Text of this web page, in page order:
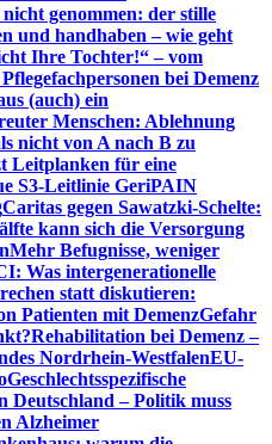
nicht genommen: der stille
und handhaben – wie geht
Ihre Tochter!“ – vom
bei Demenz
(auch) ein
Menschen: Ablehnung
nicht von A nach B zu
Leitplanken für eine
S3-Leitlinie GeriPAIN
Caritas gegen Sawatzki-Schelte:
kann sich die Versorgung
Mehr Befugnisse, weniger
Was intergenerationelle
statt diskutieren:
Patienten mit DemenzGefahr
Rehabilitation bei Demenz –
Nordrhein-WestfalenEU-
Geschlechtsspezifische
Deutschland – Politik muss
Alzheimer